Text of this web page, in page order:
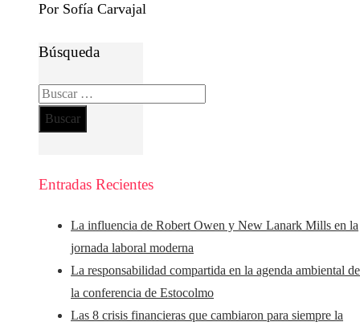
Por Sofía Carvajal
Búsqueda
Buscar:
Entradas Recientes
La influencia de Robert Owen y New Lanark Mills en la
jornada laboral moderna
La responsabilidad compartida en la agenda ambiental
la conferencia de Estocolmo
Las 8 crisis financieras que cambiaron para siempre la